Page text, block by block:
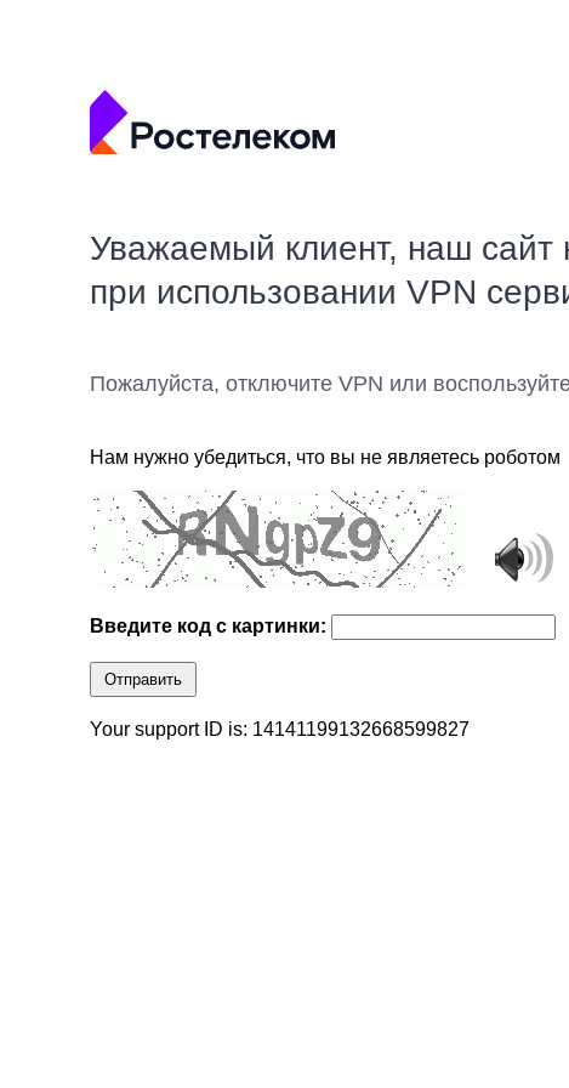
Уважаемый клиент, наш сайт
при использовании VPN
Пожалуйста, отключите VPN или
Нам нужно убедиться, что вы не являетесь роботом
Введите код с картинки:
Отправить
Your support ID is: 14141199132668599827